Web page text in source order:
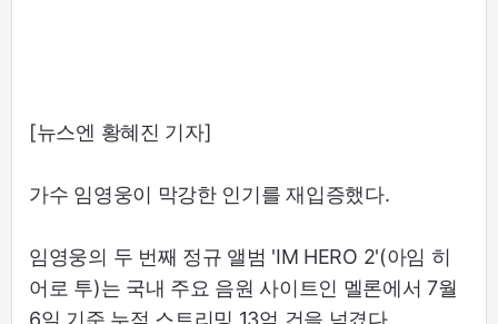
[뉴스엔 황혜진 기자]
가수 임영웅이 막강한 인기를 재입증했다.
임영웅의 두 번째 정규 앨범 'IM HERO 2'(아임 히
어로 투)는 국내 주요 음원 사이트인 멜론에서 7월